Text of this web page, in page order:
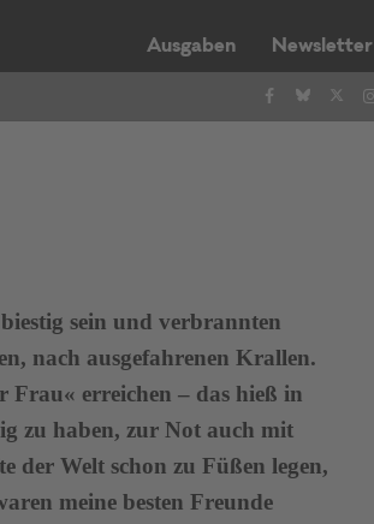
Ausgaben Newsletter
sein und verbrannten
nach ausgefahrenen Krallen.
Frau« erreichen – das hieß in
zu haben, zur Not auch mit
Welt schon zu Füßen legen,
meine besten Freunde